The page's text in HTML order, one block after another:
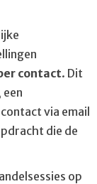
contact. Dit
via email
die de
op